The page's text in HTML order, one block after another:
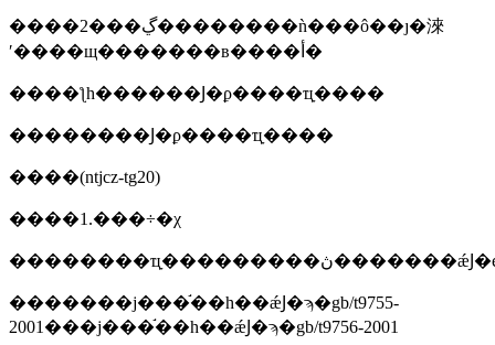
����2���ڲ��������ǹ���ô��ȷ�淶
ʹ����щ�������в����أ�
����ƪһ������Ϳ�ϼ����ҵָ����
��������Ϳ�ϼ����ҵָ����
����(ntjcz-tg20)
����1.���÷�χ
�������ϳ���֬��һ��ǽͿ�ϡ�gb/t9755-
2001���ϳ���֬��һ��ǽͿ�ϡ�gb/t9756-2001